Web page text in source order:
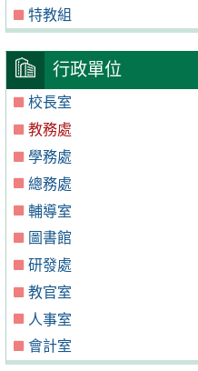
特教組
行政單位
校長室
教務處
學務處
總務處
輔導室
圖書館
研發處
教官室
人事室
會計室